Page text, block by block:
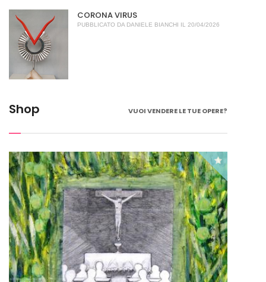
CORONA VIRUS
PUBBLICATO DA DANIELE BIANCHI IL 20/04/2026
Shop VUOI VENDERE LE TUE OPERE?